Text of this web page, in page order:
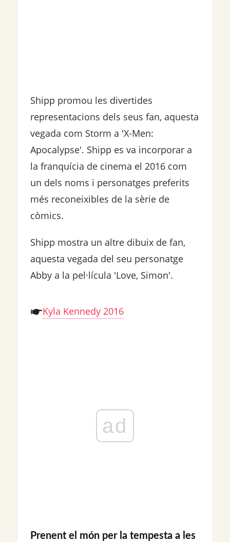
Shipp promou les divertides
representacions dels seus fan, aquesta
vegada com Storm a 'X-Men:
Apocalypse'. Shipp es va incorporar a
la franquícia de cinema el 2016 com
un dels noms i personatges preferits
més reconeixibles de la sèrie de
còmics.
Shipp mostra un altre dibuix de fan,
aquesta vegada del seu personatge
Abby a la pel·lícula 'Love, Simon'.
Kyla Kennedy 2016
ad
Prenent el món per la tempesta a les